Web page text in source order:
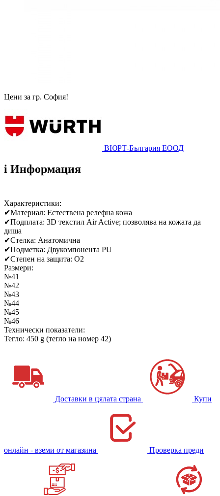
Цени за гр. София!
ВЮРТ-България ЕООД
i Информация
Характеристики:
✔Материал: Естествена релефна кожа
✔Подплата: 3D текстил Air Active; позволява на кожата да
диша
✔Стелка: Анатомична
✔Подметка: Двукомпонента PU
✔Степен на защита: O2
Размери:
№41
№42
№43
№44
№45
№46
Технически показатели:
Тегло: 450 g (тегло на номер 42)
Доставки в цялата страна Купи
онлайн - вземи от магазина Проверка преди